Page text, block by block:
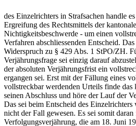
des Einzelrichters in Strafsachen handle
Ergreifung des Rechtsmittels der
Nichtigkeitsbeschwerde - um einen
Verfahren abschliessenden Entscheid.
Widerspruch zu § 429 Abs. 1 StPO/ZH.
Verjährungsfrage sei einzig darauf
der absoluten Verjährungsfrist ein
ergangen sei. Erst mit der Fällung eines
vollstreckbar werdenden Urteils finde das
seinen Abschluss und höre der Lauf der
Das sei beim Entscheid des
nicht der Fall gewesen. Es sei somit daran
Verfolgungsverjährung, die am 18. Juni